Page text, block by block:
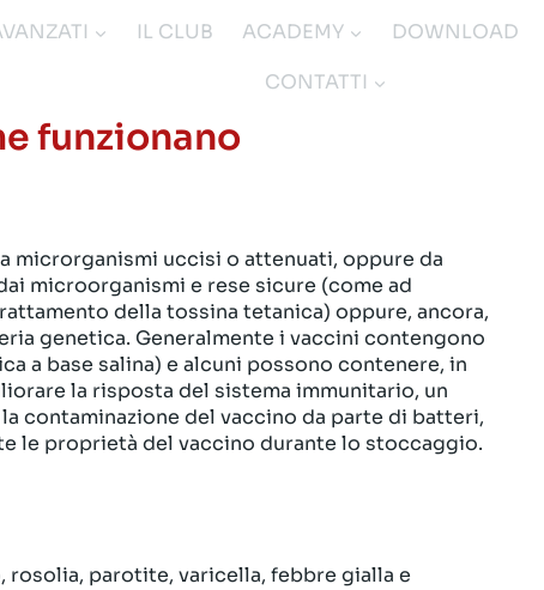
IL CLUB ACADEMY DOWNLOAD
CONTATTI
funzionano
uccisi o attenuati, oppure da
microorganismi e rese sicure (come ad
della tossina tetanica) oppure, ancora,
genetica. Generalmente i vaccini contengono
a base salina) e alcuni possono contenere, in
la risposta del sistema immunitario, un
contaminazione del vaccino da parte di batteri,
le proprietà del vaccino durante lo stoccaggio.
rosolia, parotite, varicella, febbre gialla e